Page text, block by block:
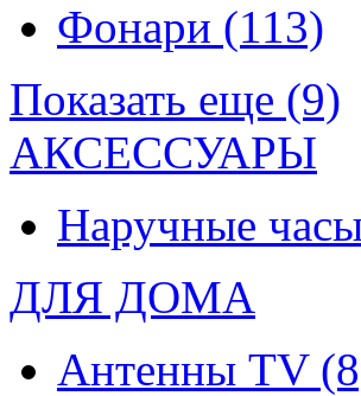
Фонари (113)
Показать еще (9)
АКСЕССУАРЫ
Наручные
ДЛЯ ДОМА
Антенны TV